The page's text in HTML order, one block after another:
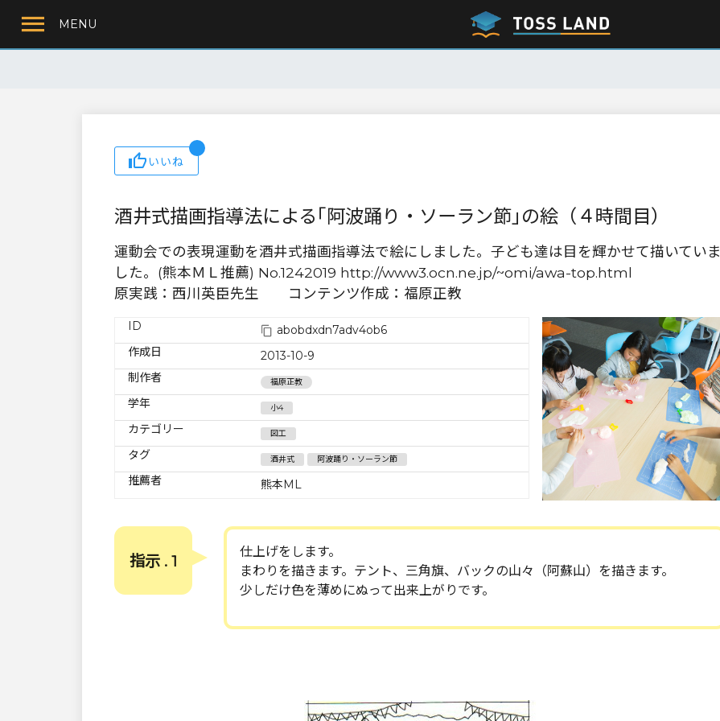
MENU
いいね
酒井式描画指導法による｢阿波踊り・ソーラン節｣の絵（４時間目）
運動会での表現運動を酒井式描画指導法で絵にしました。子ども達は目を輝かせて描いていま
した。(熊本ＭＬ推薦) No.1242019 http://www3.ocn.ne.jp/~omi/awa-top.html
原実践：西川英臣先生 コンテンツ作成：福原正教
ID
abobdxdn7adv4ob6
作成日
2013-10-9
制作者
福原正教
学年 小4
カテゴリー 図工
タグ 酒井式 阿波踊り・ソーラン節
推薦者 熊本ML
指示 . 1
仕上げをします。
まわりを描きます。テント、三角旗、バックの山々（阿蘇山）を描きます。
少しだけ色を薄めにぬって出来上がりです。